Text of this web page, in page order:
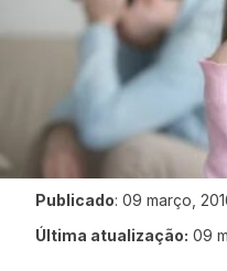
Publicado: 09 março,
Última atualização: 09